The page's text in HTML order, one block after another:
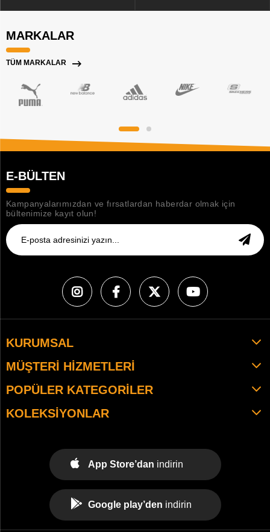
MARKALAR
TÜM MARKALAR
E-BÜLTEN
Kampanyalarımızdan ve fırsatlardan haberdar olmak için
bültenimize kayıt olun!
KURUMSAL
MÜŞTERI HIZMETLERI
POPÜLER KATEGORILER
KOLEKSIYONLAR
App Store’dan indirin
Google play’den indirin